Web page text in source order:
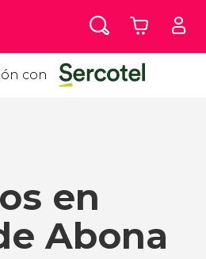
con
en
Abona